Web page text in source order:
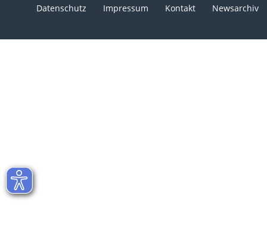
Datenschutz Impressum Kontakt Newsarchiv